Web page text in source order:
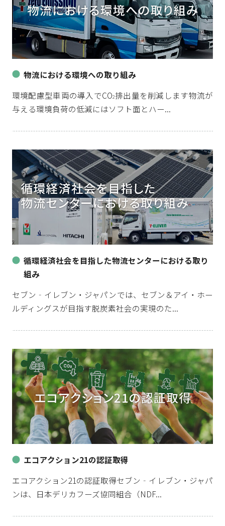
物流における環境への取り組み
環境配慮型車両の導入でCO2排出量を削減します物流が
与える環境負荷の低減にはソフト面とハー...
循環経済社会を目指した物流センターにおける取り
組み
セブン‐イレブン・ジャパンでは、セブン＆アイ・ホー
ルディングスが目指す脱炭素社会の実現のた...
エコアクション21の認証取得
エコアクション21の認証取得セブン‐イレブン・ジャパ
ンは、日本デリカフーズ協同組合（NDF...